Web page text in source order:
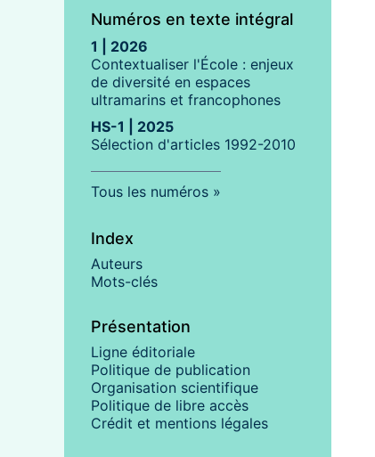
Numéros en texte intégral
1 | 2026
Contextualiser l'École : enjeux
de diversité en espaces
ultramarins et francophones
HS-1 | 2025
Sélection d'articles 1992-2010
Tous les numéros
Index
Auteurs
Mots-clés
Présentation
Ligne éditoriale
Politique de publication
Organisation scientifique
Politique de libre accès
Crédit et mentions légales